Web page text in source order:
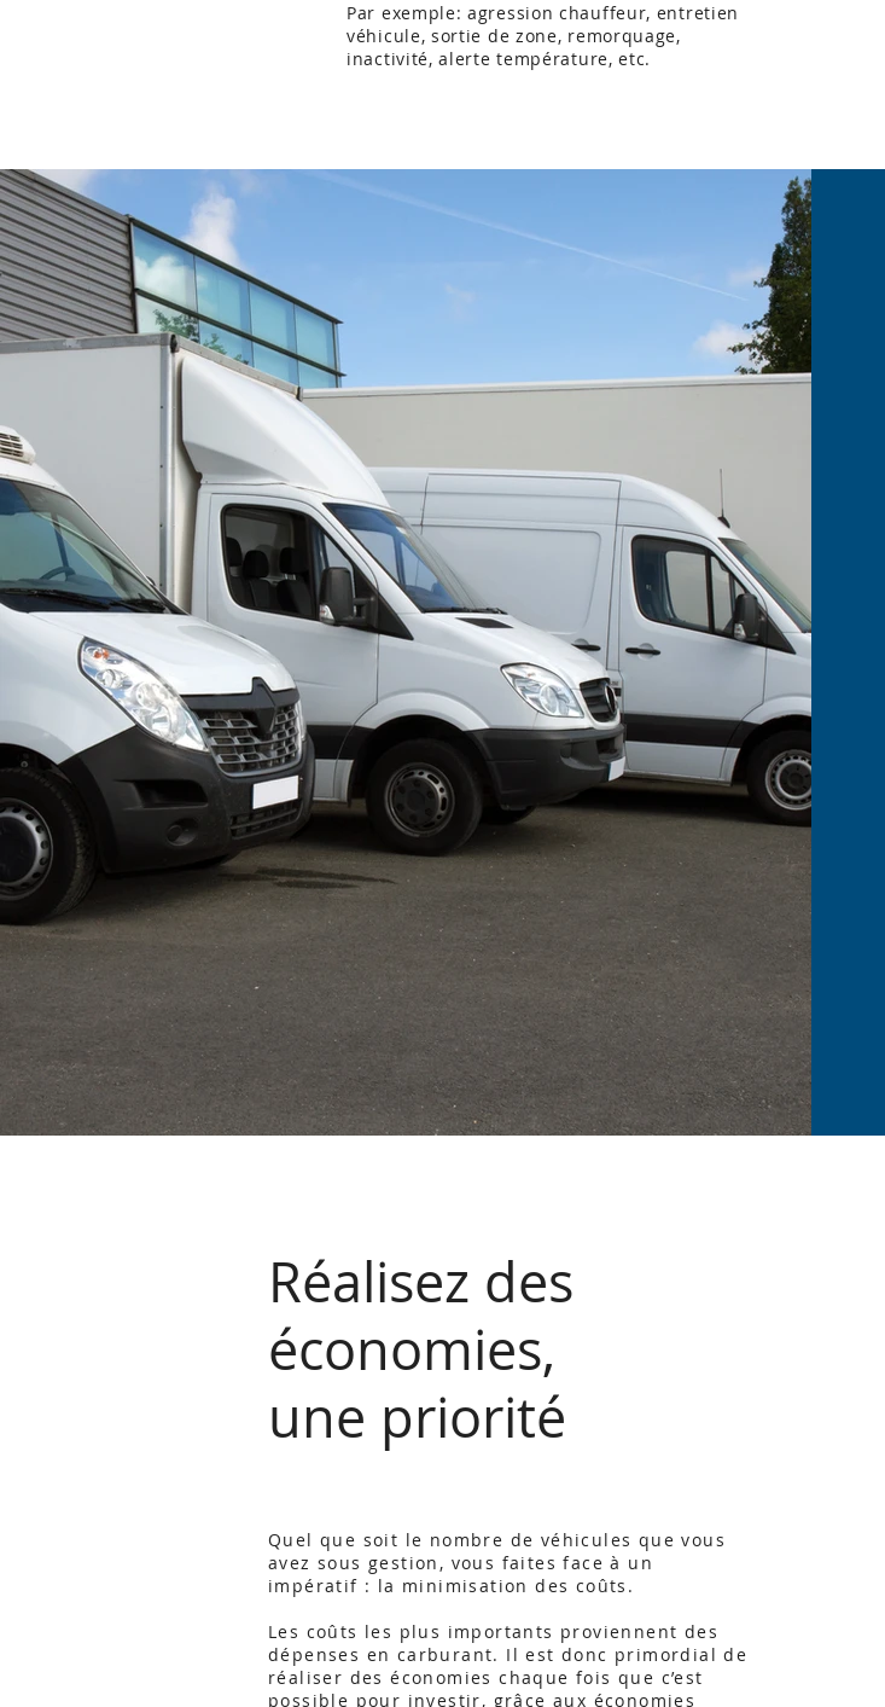
Par exemple: agression chauffeur, entretien
véhicule, sortie de zone, remorquage,
inactivité, alerte température, etc.
Réalisez des
économies,
une priorité
Quel que soit le nombre de véhicules que vous
avez sous gestion, vous faites face à un
impératif : la minimisation des coûts.
Les coûts les plus importants proviennent des
dépenses en carburant. Il est donc primordial de
réaliser des économies chaque fois que c’est
possible pour investir, grâce aux économies